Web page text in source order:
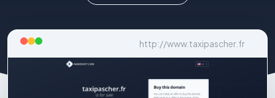
http://www.taxipascher.fr